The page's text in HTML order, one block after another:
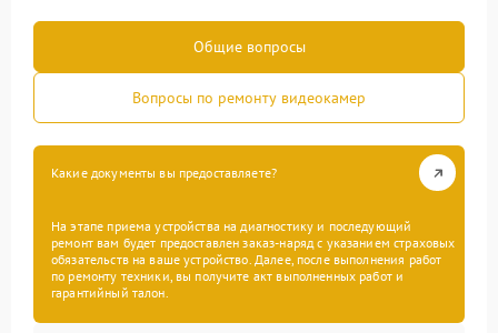
Общие вопросы
Вопросы по ремонту видеокамер
Какие документы вы предоставляете?
На этапе приема устройства на диагностику и последующий
ремонт вам будет предоставлен заказ-наряд с указанием страховых
обязательств на ваше устройство. Далее, после выполнения работ
по ремонту техники, вы получите акт выполненных работ и
гарантийный талон.